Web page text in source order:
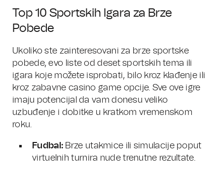
Top 10 Sportskih Igara za Brze
Pobede
Ukoliko ste zainteresovani za brze sportske
pobede, evo liste od deset sportskih tema ili
igara koje možete isprobati, bilo kroz klađenje ili
kroz zabavne casino game opcije. Sve ove igre
imaju potencijal da vam donesu veliko
uzbuđenje i dobitke u kratkom vremenskom
roku.
Fudbal: Brze utakmice ili simulacije poput
virtuelnih turnira nude trenutne rezultate.